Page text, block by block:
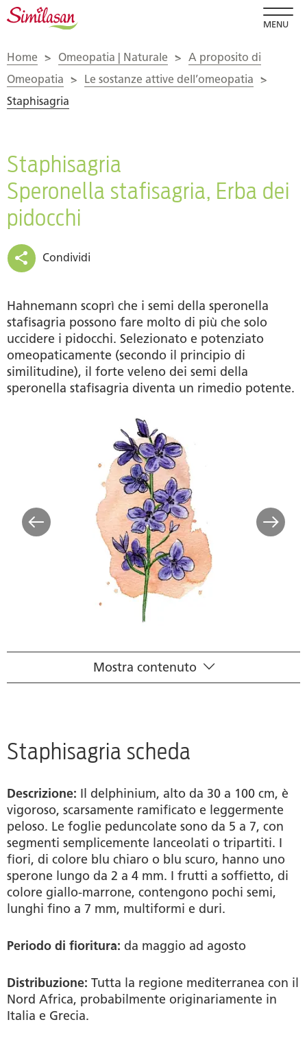
MENU
Home > Omeopatia | Naturale > A proposito di
Omeopatia > Le sostanze attive dell’omeopatia >
Staphisagria
Staphisagria
Speronella stafisagria, Erba dei
pidocchi
Condividi
Hahnemann scoprì che i semi della speronella
stafisagria possono fare molto di più che solo
uccidere i pidocchi. Selezionato e potenziato
omeopaticamente (secondo il principio di
similitudine), il forte veleno dei semi della
speronella stafisagria diventa un rimedio potente.
Scheda scientifica
Quadro farmacologico
Fonti
Mostra contenuto
Staphisagria scheda
Descrizione: Il delphinium, alto da 30 a 100 cm, è
vigoroso, scarsamente ramificato e leggermente
peloso. Le foglie peduncolate sono da 5 a 7, con
segmenti semplicemente lanceolati o tripartiti. I
fiori, di colore blu chiaro o blu scuro, hanno uno
sperone lungo da 2 a 4 mm. I frutti a soffietto, di
colore giallo-marrone, contengono pochi semi,
lunghi fino a 7 mm, multiformi e duri.
Periodo di fioritura: da maggio ad agosto
Distribuzione: Tutta la regione mediterranea con il
Nord Africa, probabilmente originariamente in
Italia e Grecia.